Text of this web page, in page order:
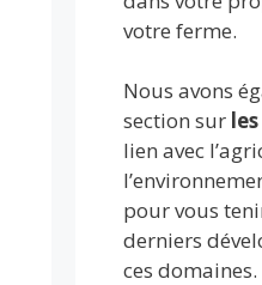
votre ferme.
Nous avons
section sur
lien avec
pour vous
derniers
ces